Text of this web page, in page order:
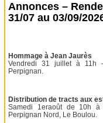
Annonces –
31/07 au 03/09/
Hommage à Jean Jaurès
Vendredi 31 juillet à 11h
Perpignan.
Distribution de tracts aux
Samedi 1eraoût de 10h à
Perpignan Nord, Le Boulou.